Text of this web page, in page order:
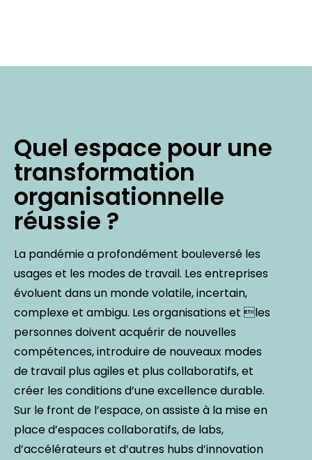
Quel espace pour une
transformation
organisationnelle
réussie ?
La pandémie a profondément bouleversé les
usages et les modes de travail. Les entreprises
évoluent dans un monde volatile, incertain,
complexe et ambigu. Les organisations et les
personnes doivent acquérir de nouvelles
compétences, introduire de nouveaux modes
de travail plus agiles et plus collaboratifs, et
créer les conditions d’une excellence durable.
Sur le front de l’espace, on assiste à la mise en
place d’espaces collaboratifs, de labs,
d’accélérateurs et d’autres hubs d’innovation